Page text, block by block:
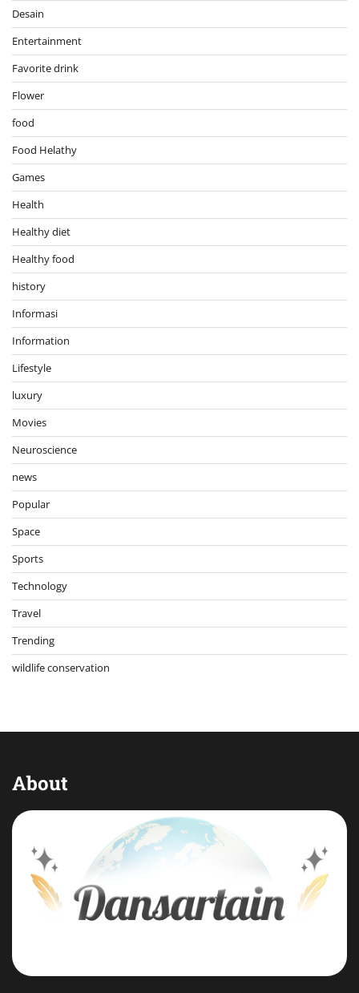
Desain
Entertainment
Favorite drink
Flower
food
Food Helathy
Games
Health
Healthy diet
Healthy food
history
Informasi
Information
Lifestyle
luxury
Movies
Neuroscience
news
Popular
Space
Sports
Technology
Travel
Trending
wildlife conservation
About